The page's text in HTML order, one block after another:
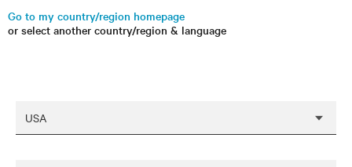
Go to my country/region homepage
or select another country/region & language